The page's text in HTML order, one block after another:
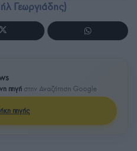
Γεωργιάδης)
πηγή στην Αναζήτηση Google
πηγής